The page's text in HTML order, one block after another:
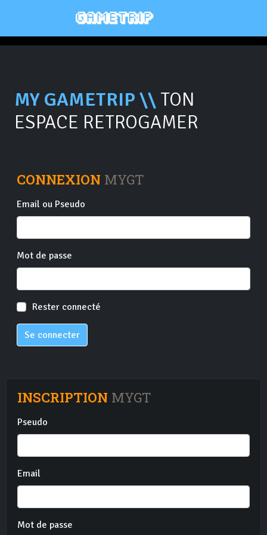
MY GAMETRIP \\ TON
ESPACE RETROGAMER
CONNEXION MYGT
Email ou Pseudo
Mot de passe
Rester connecté
Se connecter
INSCRIPTION MYGT
Pseudo
Email
Mot de passe